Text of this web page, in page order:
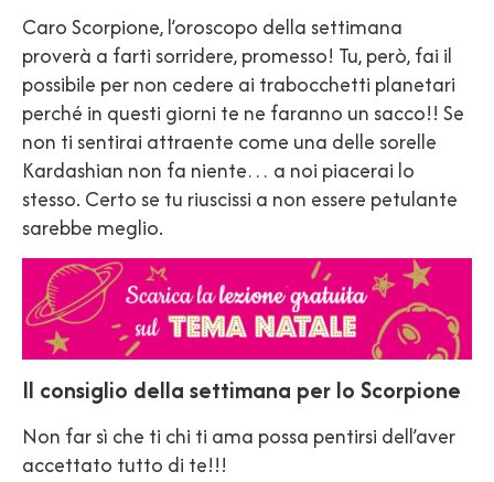
Caro Scorpione, l’oroscopo della settimana
proverà a farti sorridere, promesso! Tu, però, fai il
possibile per non cedere ai trabocchetti planetari
perché in questi giorni te ne faranno un sacco!! Se
non ti sentirai attraente come una delle sorelle
Kardashian non fa niente… a noi piacerai lo
stesso. Certo se tu riuscissi a non essere petulante
sarebbe meglio.
Il consiglio della settimana per lo Scorpione
Non far sì che ti chi ti ama possa pentirsi dell’aver
accettato tutto di te!!!